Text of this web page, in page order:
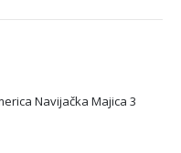
Navijačka Majica 3